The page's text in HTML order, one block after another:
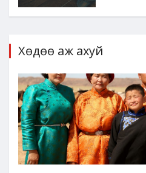
Хөдөө аж ахуй